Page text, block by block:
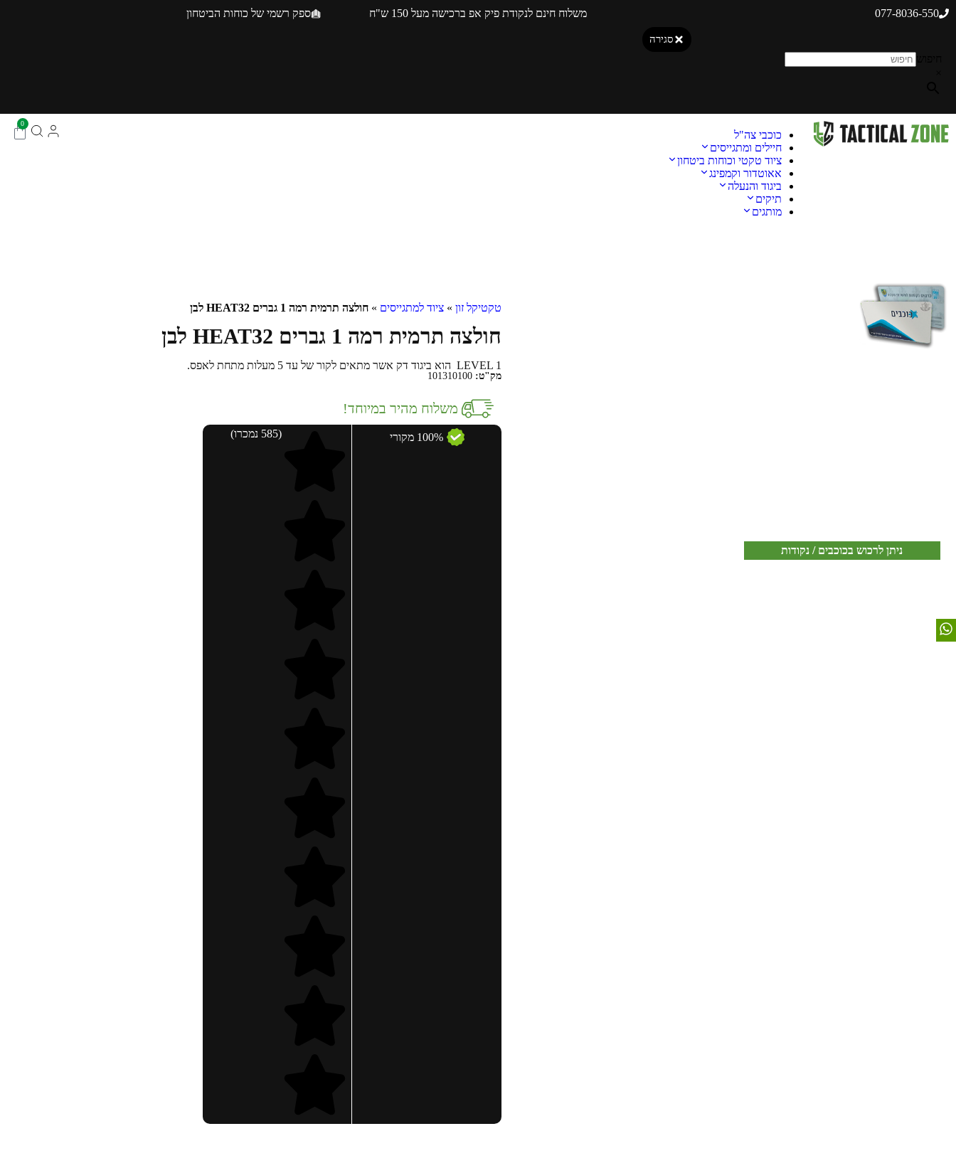
077-8036-550 משלוח חינם לנקודת פיק אפ ברכישה מעל 150 ש"ח ספק רשמי של כוחות הביטחון
סגירה
כוכבי צה"ל
חיילים ומתגייסים
ציוד טקטי וכוחות ביטחון
אאוטדור וקמפינג
ביגוד והנעלה
תיקים
מותגים
0
ניתן לרכוש בכוכבים / נקודות
טקטיקל זון » ציוד למתגייסים » חולצה תרמית רמה 1 גברים HEAT32 לבן
חולצה תרמית רמה 1 גברים HEAT32 לבן
LEVEL 1 הוא ביגוד דק אשר מתאים לקור של עד 5 מעלות מתחת לאפס.
מק"ט:
משלוח מהיר במיוחד!
100% מקורי (585 נמכרו)